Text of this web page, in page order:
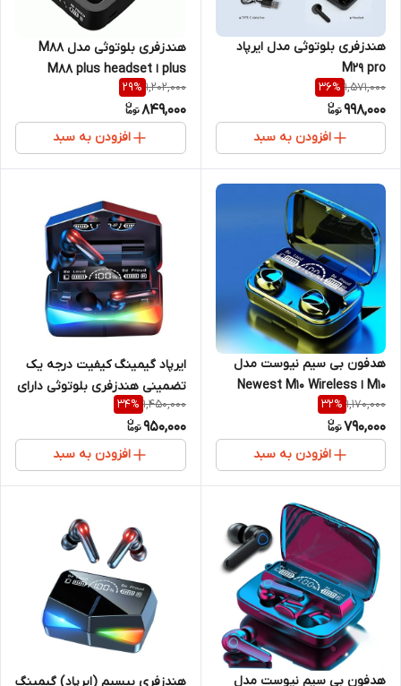
هندزفری بلوتوثی مدل ایرپاد
M29 pro
1,571,000
36%
998,000
افزودن به سبد
هندزفری بلوتوثی مدل M88
plus ا M88 plus headset
Bluetooth
1,202,000
29%
849,000
افزودن به سبد
هدفون بی سیم نیوست مدل
M10 ا Newest M10 Wireless
Headphone
1,170,000
32%
790,000
افزودن به سبد
ایرپاد گیمینگ کیفیت درجه یک
تضمینی هندزفری بلوتوثی دارای
کیفیت عالی
1,450,000
34%
950,000
افزودن به سبد
هدفون بی سیم نیوست مدل هندزفری بیسیم (ایرپاد) گیمینگ